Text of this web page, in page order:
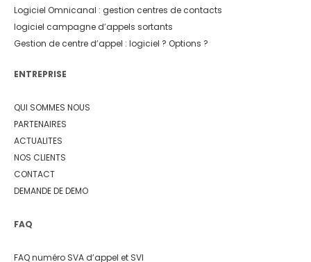
Logiciel Omnicanal : gestion centres de contacts
logiciel campagne d’appels sortants
Gestion de centre d’appel : logiciel ? Options ?
ENTREPRISE
QUI SOMMES NOUS
PARTENAIRES
ACTUALITES
NOS CLIENTS
CONTACT
DEMANDE DE DEMO
FAQ
FAQ numéro SVA d’appel et SVI